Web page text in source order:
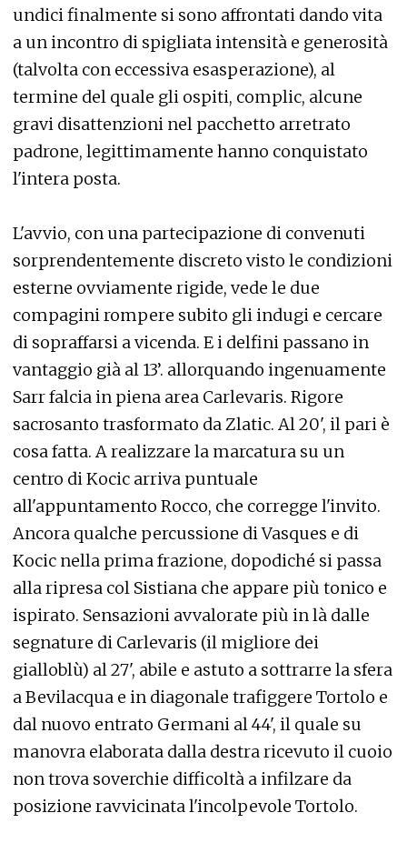
undici finalmente si sono affrontati dando vita
a un incontro di spigliata intensità e generosità
(talvolta con eccessiva esasperazione), al
termine del quale gli ospiti, complic, alcune
gravi disattenzioni nel pacchetto arretrato
padrone, legittimamente hanno conquistato
l'intera posta.
L'avvio, con una partecipazione di convenuti
sorprendentemente discreto visto le condizioni
esterne ovviamente rigide, vede le due
compagini rompere subito gli indugi e cercare
di sopraffarsi a vicenda. E i delfini passano in
vantaggio già al 13’. allorquando ingenuamente
Sarr falcia in piena area Carlevaris. Rigore
sacrosanto trasformato da Zlatic. Al 20', il pari è
cosa fatta. A realizzare la marcatura su un
centro di Kocic arriva puntuale
all'appuntamento Rocco, che corregge l'invito.
Ancora qualche percussione di Vasques e di
Kocic nella prima frazione, dopodiché si passa
alla ripresa col Sistiana che appare più tonico e
ispirato. Sensazioni avvalorate più in là dalle
segnature di Carlevaris (il migliore dei
gialloblù) al 27', abile e astuto a sottrarre la sfera
a Bevilacqua e in diagonale trafiggere Tortolo e
dal nuovo entrato Germani al 44', il quale su
manovra elaborata dalla destra ricevuto il cuoio
non trova soverchie difficoltà a infilzare da
posizione ravvicinata l'incolpevole Tortolo.